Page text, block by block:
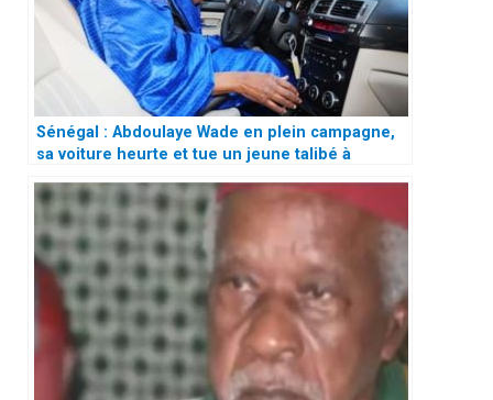
Sénégal : Abdoulaye Wade en plein campagne,
sa voiture heurte et tue un jeune talibé à